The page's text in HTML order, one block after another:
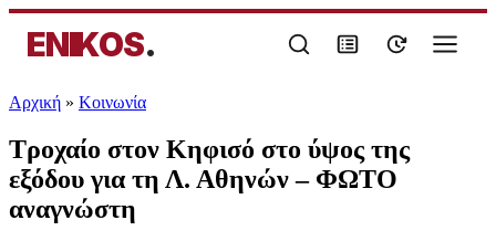
ENIKOS.
Αρχική » Κοινωνία
Τροχαίο στον Κηφισό στο ύψος της
εξόδου για τη Λ. Αθηνών – ΦΩΤΟ
αναγνώστη